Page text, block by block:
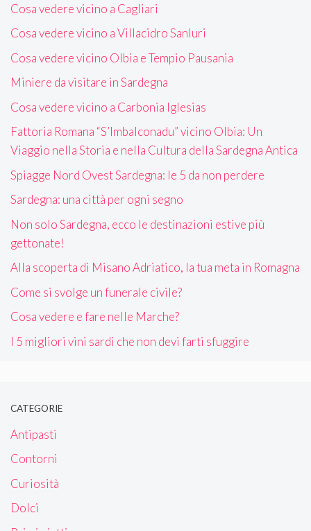
Cosa vedere vicino a Cagliari
Cosa vedere vicino a Villacidro Sanluri
Cosa vedere vicino Olbia e Tempio Pausania
Miniere da visitare in Sardegna
Cosa vedere vicino a Carbonia Iglesias
Fattoria Romana “S’Imbalconadu” vicino Olbia: Un
Viaggio nella Storia e nella Cultura della Sardegna Antica
Spiagge Nord Ovest Sardegna: le 5 da non perdere
Sardegna: una città per ogni segno
Non solo Sardegna, ecco le destinazioni estive più
gettonate!
Alla scoperta di Misano Adriatico, la tua meta in Romagna
Come si svolge un funerale civile?
Cosa vedere e fare nelle Marche?
I 5 migliori vini sardi che non devi farti sfuggire
CATEGORIE
Antipasti
Contorni
Curiosità
Dolci